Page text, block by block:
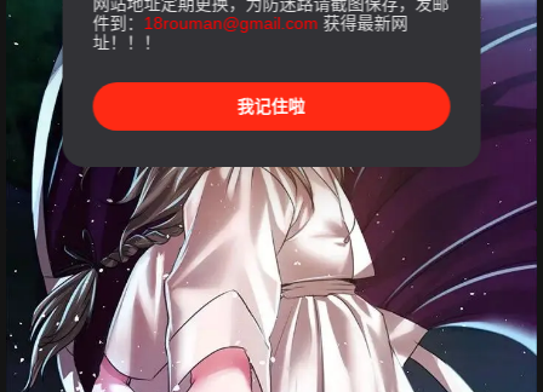
件到： 18rouman@gmail.com 获得最新网
址！！！
我记住啦